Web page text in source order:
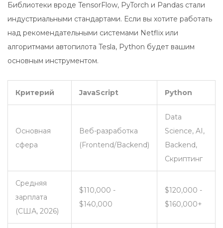
Библиотеки вроде TensorFlow, PyTorch и Pandas стали
индустриальными стандартами. Если вы хотите работать
над рекомендательными системами Netflix или
алгоритмами автопилота Tesla, Python будет вашим
основным инструментом.
Критерий JavaScript Python
Основная
сфера
Веб-разработка
(Frontend/Backend)
Data
Science, AI,
Backend,
Скриптинг
Средняя
зарплата
(США, 2026)
$110,000 -
$140,000
$120,000 -
$160,000+